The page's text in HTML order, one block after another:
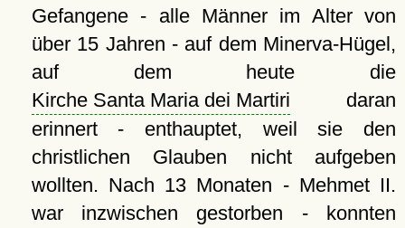
Gefangene - alle Männer im Alter von
über 15 Jahren - auf dem Minerva-Hügel,
auf dem heute die
Kirche Santa Maria dei Martiri daran
erinnert - enthauptet, weil sie den
christlichen Glauben nicht aufgeben
wollten. Nach 13 Monaten - Mehmet II.
war inzwischen gestorben - konnten